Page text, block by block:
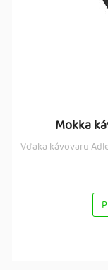
Mokka
Vďaka kávovaru